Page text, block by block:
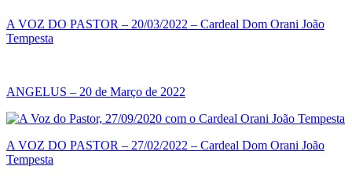
A VOZ DO PASTOR – 20/03/2022 – Cardeal Dom Orani João
Tempesta
ANGELUS – 20 de Março de 2022
A VOZ DO PASTOR – 27/02/2022 – Cardeal Dom Orani João
Tempesta